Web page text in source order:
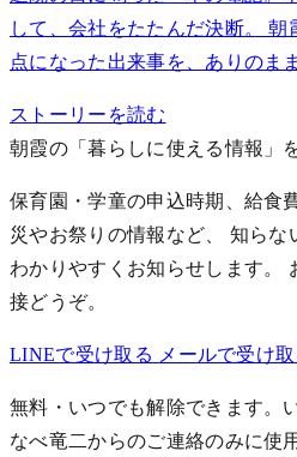
して、会社をたたんだ決断。
点になった出来事を、ありのま
ストーリーを読む
朝霞の「暮らしに使える情報」
保育園・学童の申込時期、給食
災やお祭りの情報など、 知らな
わかりやすくお知らせします。
接どうぞ。
LINEで受け取る メールで受け取
無料・いつでも解除できます。
なべ竜二からのご連絡のみに使